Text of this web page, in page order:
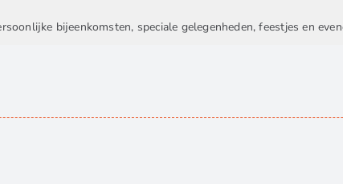
bijeenkomsten, speciale gelegenheden, feestjes en